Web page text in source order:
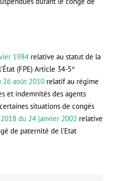
1984 relative au statut de la
(FPE) Article 34-5°
26 août 2010 relatif au régime
et indemnités des agents
situations de congés
du 24 janvier 2002 relative
de paternité de l’Etat